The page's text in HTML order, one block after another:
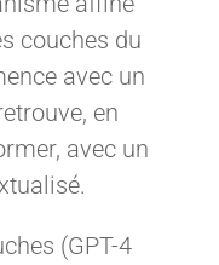
couches du
avec un
en
avec un
(GPT-4